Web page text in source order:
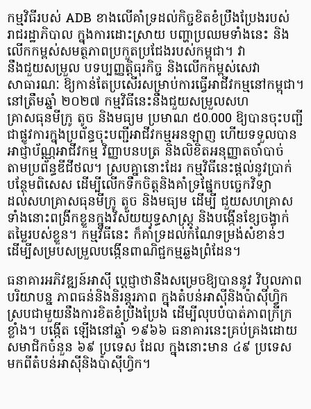
កម្មវិធីរបស់ ADB ខាងលើគាំទ្រដល់កិច្ចខិតខំប្រឹងប្រែងរបស់
រាជរដ្ឋាភិបាល ក្នុងការដោះស្រាយ បញ្ហាប្រឈមទាំងនេះ និង
លើកកម្ពស់សមត្ថភាពប្រកួតប្រជែងរបស់កម្ពុជា។ វា
នឹងជួយសម្រួល បទប្បញ្ញត្តិធុរកិច្ច និងលើកកម្ពស់សេវា
សាធារណៈ ឱ្យកាន់តែប្រសើរសម្រាប់ការធ្វើអាជីវកម្មនៅកម្ពុជា។
នៅត្រឹមឆ្នាំ ២០២៧ កម្មវិធីនេះនឹងជួយសម្រួលសហ
គ្រាសធុនមីក្រូ តូច និងមធ្យម ប្រមាណ ៥0.000 ឱ្យបានចុះបញ្ជី
ជាផ្លូវការក្នុងប្រព័ន្ធចុះបញ្ជីអាជីវកម្មអនឡាញ ហើយទទួលបាន
អាជ្ញាប័ណ្ណអាជីវកម្ម វិញ្ញាបនបត្រ និងលិខិតអនុញ្ញាតចាំបាច់
តាមប្រព័ន្ធឌីជីថល។ ស្របគ្នានោះដែរ កម្មវិធីនេះផ្តល់នូវប្រាក់
បន្ថែមពិសេស ដើម្បីលើកទឹកចិត្តនិងគាំទ្រផ្នែកបច្ចេកវិទ្យា
ដល់សហគ្រាសធុនមីក្រូ តូច និងមធ្យម ដើម្បី ជួយសហគ្រាស
ទាំងនោះពង្រីកខ្លួនក្នុងវិស័យយុទ្ធសាស្ត្រ និងបង្កើនខ្សែចង្វាក់
តម្លៃរបស់ខ្លួន។ កម្មវិធីនេះ ក៏គាំទ្រដល់កំណែទម្រង់សំខាន់ៗ
ដើម្បីសម្របសម្រួលបង្កើនពាណិជ្ជកម្មឆ្លងព្រំដែន។
ធនាគារអភិវឌ្ឍន៍អាស៊ី ប្តេជ្ញាថានឹងសម្រេចឱ្យបាននូវ វិបុលភាព
បរិយាបន្ន ភាពធន់និងនិរន្តរភាព ក្នុងតំបន់អាស៊ីនិងប៉ាស៊ីហ្វិក
ស្របជាមួយនឹងការខិតខំប្រឹងប្រែង ដើម្បីលុបបំបាត់ភាពក្រីក្រ
ខ្លាំង។ បង្កើត ឡើងនៅឆ្នាំ ១៩៦៦ ធនាគារនេះគ្រប់គ្រងដោយ
សមាជិកចំនួន ៦៩ ប្រទេស ដែល ក្នុងនោះមាន ៤៩ ប្រទេស
មកពីតំបន់អាស៊ីនិងប៉ាស៊ីហ្វិក។